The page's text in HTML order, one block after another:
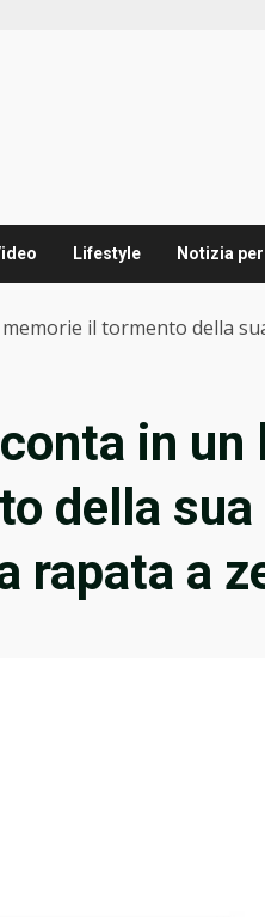
Lifestyle Notizia
il tormento della
in un
della
rapata a